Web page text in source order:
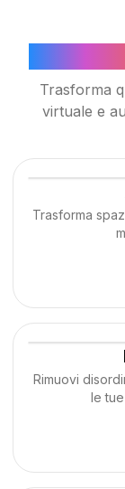
Trasforma
virtuale e
Trasforma
Rimuovi
le